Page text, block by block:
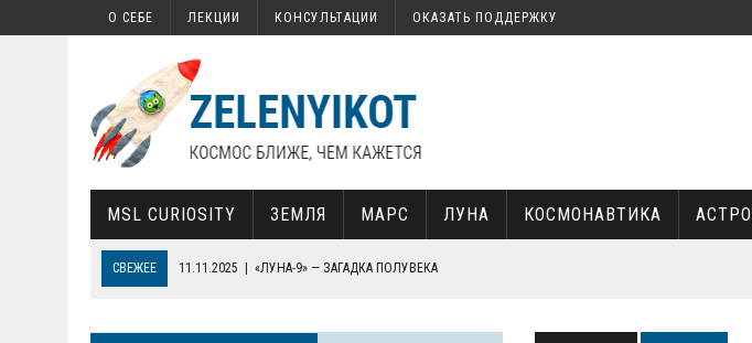
О СЕБЕ ЛЕКЦИИ КОНСУЛЬТАЦИИ ОКАЗАТЬ ПОДДЕРЖКУ
MSL CURIOSITY ЗЕМЛЯ МАРС ЛУНА КОСМОНАВТИКА
СВЕЖЕЕ 17.02.2022 КАК НА МАРСЕ НАШЛИ ОРГАНИКУ